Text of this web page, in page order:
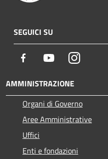
SEGUICI SU
Facebook YoutubeInstagram
AMMINISTRAZIONE
Organi di Governo
Aree Amministrative
Uffici
Enti e fondazioni